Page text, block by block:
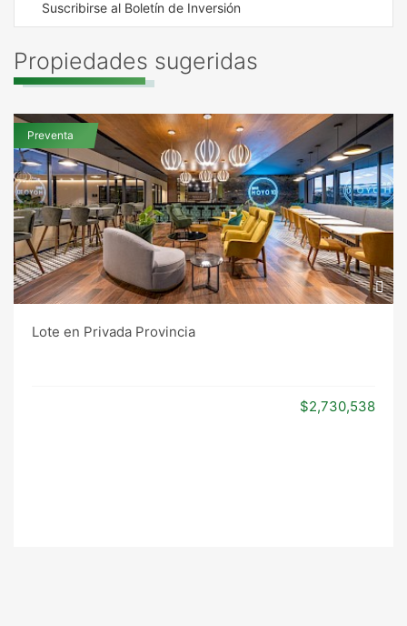
Suscribirse al Boletín de Inversión
Propiedades sugeridas
Preventa
Lote en Privada Provincia
$2,730,538